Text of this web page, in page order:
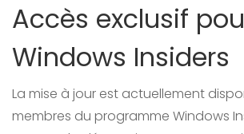
Accès exclusif
Windows Insiders
La mise à jour est actuellement
membres du programme Windows